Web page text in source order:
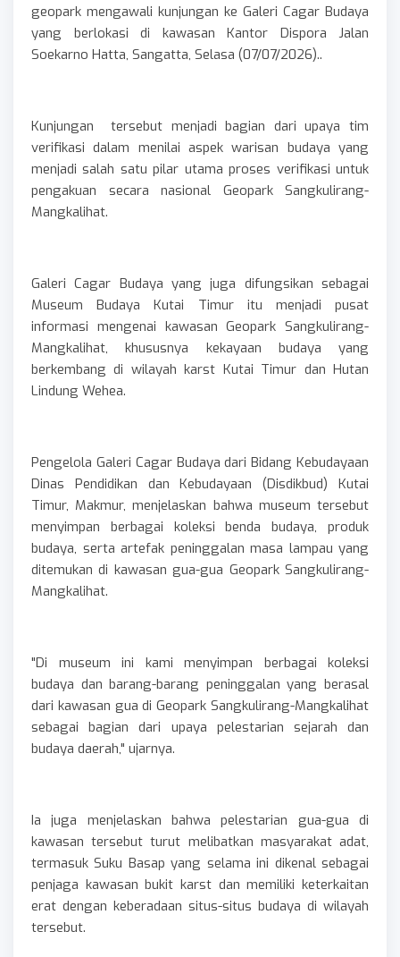
geopark mengawali kunjungan ke Galeri Cagar Budaya
yang berlokasi di kawasan Kantor Dispora Jalan
Soekarno Hatta, Sangatta, Selasa (07/07/2026)..
Kunjungan tersebut menjadi bagian dari upaya tim
verifikasi dalam menilai aspek warisan budaya yang
menjadi salah satu pilar utama proses verifikasi untuk
pengakuan secara nasional Geopark Sangkulirang-
Mangkalihat.
Galeri Cagar Budaya yang juga difungsikan sebagai
Museum Budaya Kutai Timur itu menjadi pusat
informasi mengenai kawasan Geopark Sangkulirang-
Mangkalihat, khususnya kekayaan budaya yang
berkembang di wilayah karst Kutai Timur dan Hutan
Lindung Wehea.
Pengelola Galeri Cagar Budaya dari Bidang Kebudayaan
Dinas Pendidikan dan Kebudayaan (Disdikbud) Kutai
Timur, Makmur, menjelaskan bahwa museum tersebut
menyimpan berbagai koleksi benda budaya, produk
budaya, serta artefak peninggalan masa lampau yang
ditemukan di kawasan gua-gua Geopark Sangkulirang-
Mangkalihat.
"Di museum ini kami menyimpan berbagai koleksi
budaya dan barang-barang peninggalan yang berasal
dari kawasan gua di Geopark Sangkulirang-Mangkalihat
sebagai bagian dari upaya pelestarian sejarah dan
budaya daerah," ujarnya.
Ia juga menjelaskan bahwa pelestarian gua-gua di
kawasan tersebut turut melibatkan masyarakat adat,
termasuk Suku Basap yang selama ini dikenal sebagai
penjaga kawasan bukit karst dan memiliki keterkaitan
erat dengan keberadaan situs-situs budaya di wilayah
tersebut.